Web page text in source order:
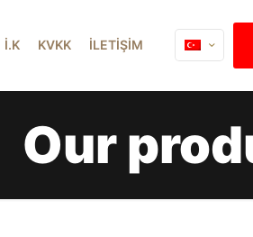
İ.K KVKK İLETİŞİM
Our